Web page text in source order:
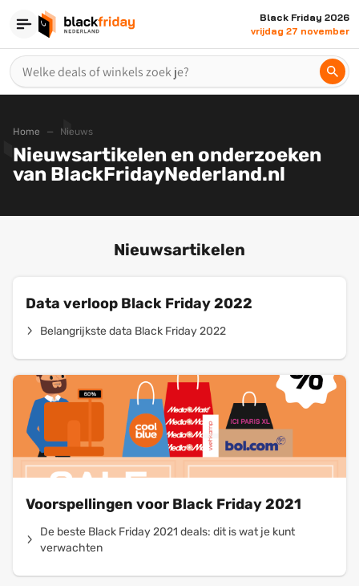
Black Friday 2026
vrijdag 27 november
Home Nieuws
Nieuwsartikelen en onderzoeken
van BlackFridayNederland.nl
Nieuwsartikelen
Data verloop Black Friday 2022
Belangrijkste data Black Friday 2022
Voorspellingen voor Black Friday 2021
De beste Black Friday 2021 deals: dit is wat je kunt
verwachten